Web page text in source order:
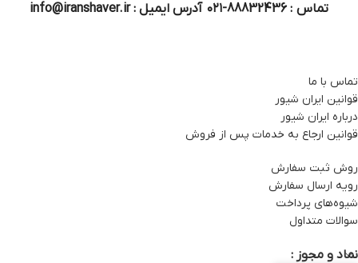
تماس : 88832436-۰۲۱ آدرس ایمیل : info@iranshaver.ir
تماس با ما
قوانین ایران شیور
درباره ایران شیور
قوانین ارجاع به خدمات پس از فروش
روش ثبت سفارش
رویه ارسال سفارش
شیوه‌های پرداخت
سوالات متداول
نماد و مجوز :